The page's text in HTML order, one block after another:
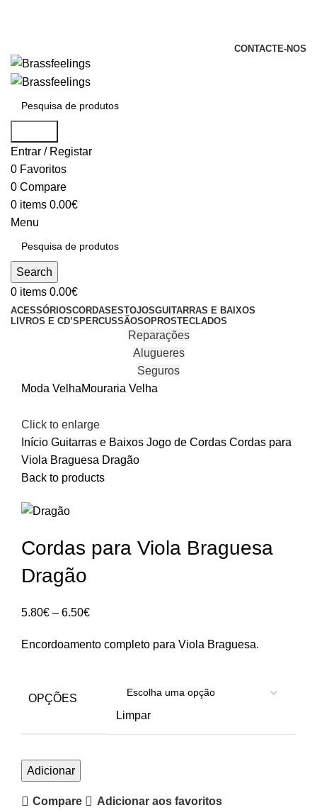
CONTACTE-NOS
Entrar / Registar
0 Favoritos
0 Compare
0 items 0.00€
Menu
Search
0 items 0.00€
ACESSÓRIOSCORDAS ESTOJOSGUITARRAS E BAIXOS
LIVROS E CD’S PERCUSSÃOSOPROSTECLADOS
Reparações
Alugueres
Seguros
Moda VelhaMouraria Velha
Click to enlarge
Início Guitarras e Baixos Jogo de Cordas Cordas para
Viola Braguesa Dragão
Back to products
Cordas para Viola Braguesa
Dragão
5.80€ – 6.50€Price
5.80€
Encordoamento completo para Viola Braguesa.
OPÇÕES
Limpar
Quantidade
de
Cordas
Adicionar
Compare Adicionar aos favoritos